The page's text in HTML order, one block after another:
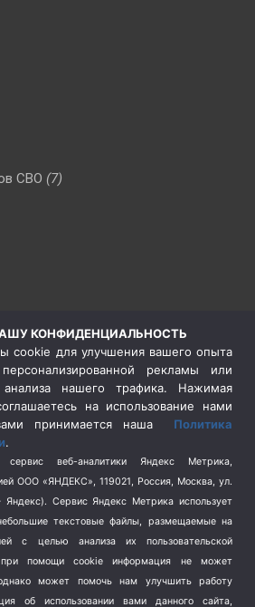
СВО (7)
(3)
(404)
КОНФИДЕНЦИАЛЬНОСТЬ
cookie для улучшения вашего опыта
рекламы или
нашего трафика. Нажимая
на использование нами
принимается наша Политика
.
веб-аналитики Яндекс Метрика,
ООО «ЯНДЕКС», 119021, Россия, Москва, ул.
Сервис Яндекс Метрика использует
текстовые файлы, размещаемые на
с целью анализа их пользовательской
при помощи cookie информация не может
может помочь нам улучшить работу
об использовании вами данного сайта,